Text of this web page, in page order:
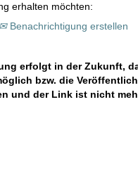
erhalten möchten:
Benachrichtigung erstellen
erfolgt in der Zukunft,
bzw. die
und der Link ist nicht